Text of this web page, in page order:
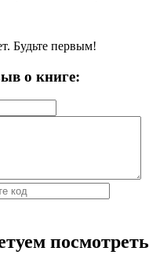
Будьте первым!
о книге:
посмотреть